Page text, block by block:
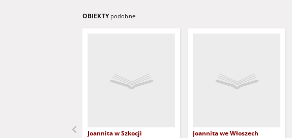
OBIEKTY podobne
Joannita w Szkocji Joannita we Włoszech